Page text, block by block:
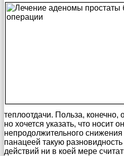
теплоотдачи. Польза, конечно,
но хочется указать, что носит
непродолжительного
панацеей такую
действий ни в коей мере